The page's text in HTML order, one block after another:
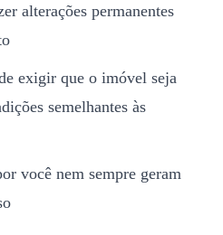
alterações permanentes
exigir que o imóvel seja
semelhantes às
você nem sempre geram